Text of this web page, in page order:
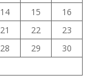
14 15
16
21 22
23
28 29
30